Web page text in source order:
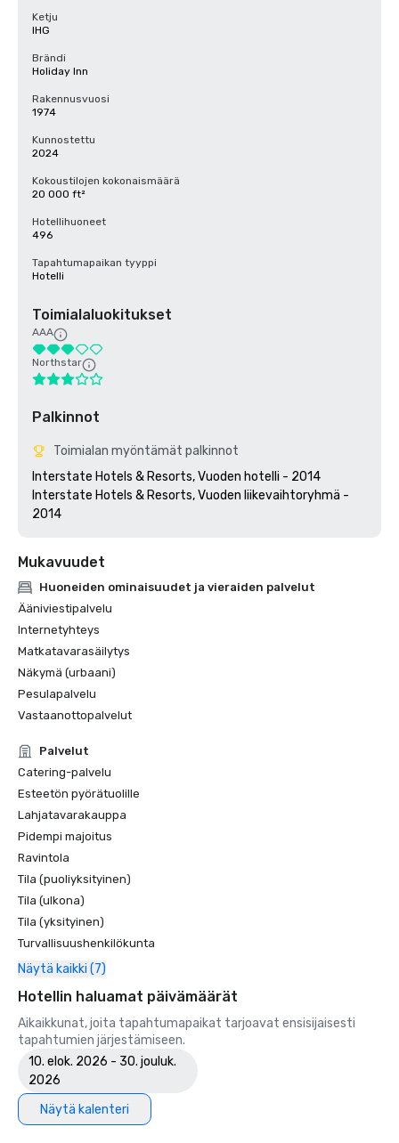
Ketju
IHG
Brändi
Holiday Inn
Rakennusvuosi
1974
Kunnostettu
2024
Kokoustilojen kokonaismäärä
20 000 ft²
Hotellihuoneet
496
Tapahtumapaikan tyyppi
Hotelli
Toimialaluokitukset
AAA
Northstar
Palkinnot
Toimialan myöntämät palkinnot
Interstate Hotels & Resorts, Vuoden hotelli - 2014
Interstate Hotels & Resorts, Vuoden liikevaihtoryhmä -
Mukavuudet
Huoneiden ominaisuudet ja vieraiden palvelut
Ääniviestipalvelu
Internetyhteys
Matkatavarasäilytys
Näkymä (urbaani)
Pesulapalvelu
Vastaanottopalvelut
Palvelut
Catering-palvelu
Esteetön pyörätuolille
Lahjatavarakauppa
Pidempi majoitus
Ravintola
Tila (puoliyksityinen)
Tila (ulkona)
Tila (yksityinen)
Turvallisuushenkilökunta
Näytä kaikki (7)
Hotellin haluamat päivämäärät
Aikaikkunat, joita tapahtumapaikat tarjoavat ensisijaisesti
tapahtumien järjestämiseen.
10. elok. 2026 - 30. jouluk.
2026
Näytä kalenteri